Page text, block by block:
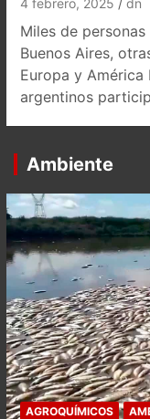
Miles de
Buenos Aires,
Europa y
argentinos
Ambiente
AGROQUÍMICOS